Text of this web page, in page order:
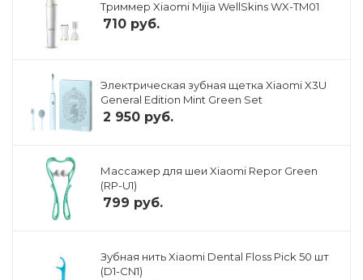
Триммер Xiaomi Mijia WellSkins WX-TM01
710 руб.
Электрическая зубная щетка Xiaomi X3U
General Edition Mint Green Set
2 950 руб.
Массажер для шеи Xiaomi Repor Green
(RP-U1)
799 руб.
Зубная нить Xiaomi Dental Floss Pick 50 шт
(D1-CN1)